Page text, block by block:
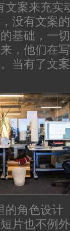
文案来充实
没有文案
基础，一
，他们在
当有了文
的角色设计
片也不例